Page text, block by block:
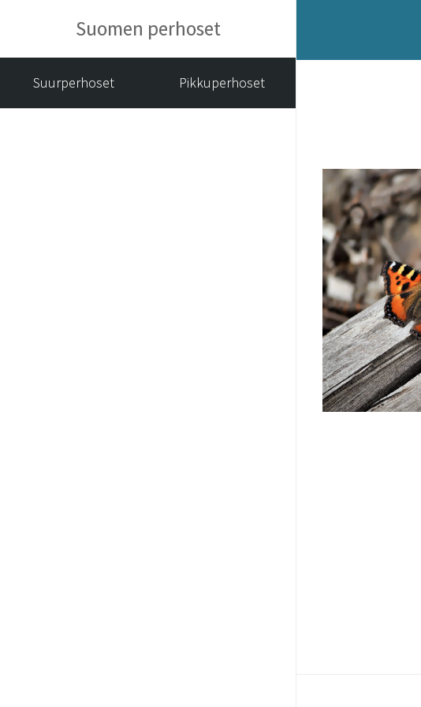
Suomen perhoset
Suurperhoset Pikkuperhoset